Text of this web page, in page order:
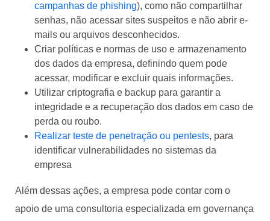
campanhas de phishing), como não compartilhar
senhas, não acessar sites suspeitos e não abrir e-
mails ou arquivos desconhecidos.
Criar políticas e normas de uso e armazenamento
dos dados da empresa, definindo quem pode
acessar, modificar e excluir quais informações.
Utilizar criptografia e backup para garantir a
integridade e a recuperação dos dados em caso de
perda ou roubo.
Realizar teste de penetração ou pentests, para
identificar vulnerabilidades no sistemas da
empresa
Além dessas ações, a empresa pode contar com o
apoio de uma consultoria especializada em governança